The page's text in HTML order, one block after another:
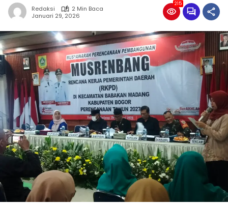
Redaksi
2 Min Baca
Januari 29, 2026
215